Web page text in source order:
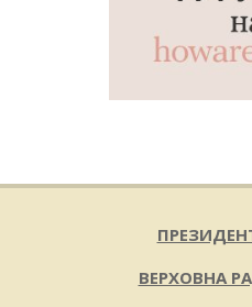
ВЕРХОВНА